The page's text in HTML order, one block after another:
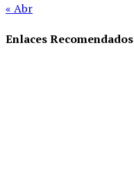
« Abr
Enlaces Recomendados